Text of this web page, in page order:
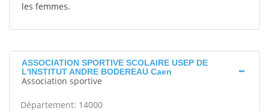
les femmes.
ASSOCIATION SPORTIVE SCOLAIRE USEP DE
L'INSTITUT ANDRE BODEREAU Caen
Association sportive
Département: 14000